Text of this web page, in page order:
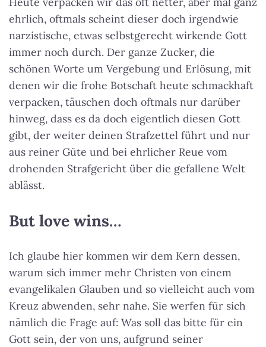
ehrlich, oftmals scheint dieser doch irgendwie
narzistische, etwas selbstgerecht wirkende Gott
immer noch durch. Der ganze Zucker, die
schönen Worte um Vergebung und Erlösung, mit
denen wir die frohe Botschaft heute schmackhaft
verpacken, täuschen doch oftmals nur darüber
hinweg, dass es da doch eigentlich diesen Gott
gibt, der weiter deinen Strafzettel führt und nur
aus reiner Güte und bei ehrlicher Reue vom
drohenden Strafgericht über die gefallene Welt
ablässt.
But love wins…
Ich glaube hier kommen wir dem Kern dessen,
warum sich immer mehr Christen von einem
evangelikalen Glauben und so vielleicht auch vom
Kreuz abwenden, sehr nahe. Sie werfen für sich
nämlich die Frage auf: Was soll das bitte für ein
Gott sein, der von uns, aufgrund seiner